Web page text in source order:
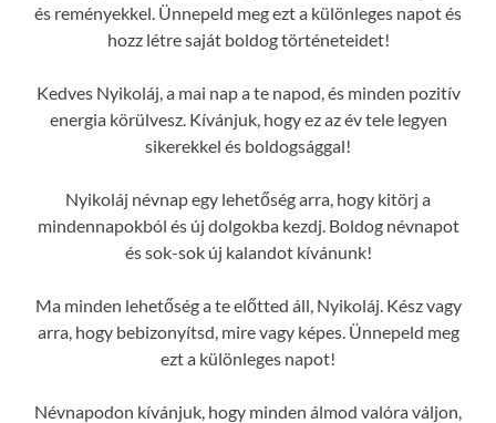
és reményekkel. Ünnepeld meg ezt a különleges napot és
hozz létre saját boldog történeteidet!
Kedves Nyikoláj, a mai nap a te napod, és minden pozitív
energia körülvesz. Kívánjuk, hogy ez az év tele legyen
sikerekkel és boldogsággal!
Nyikoláj névnap egy lehetőség arra, hogy kitörj a
mindennapokból és új dolgokba kezdj. Boldog névnapot
és sok-sok új kalandot kívánunk!
Ma minden lehetőség a te előtted áll, Nyikoláj. Kész vagy
arra, hogy bebizonyítsd, mire vagy képes. Ünnepeld meg
ezt a különleges napot!
Névnapodon kívánjuk, hogy minden álmod valóra váljon,